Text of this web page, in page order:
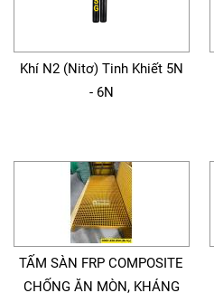
Khí N2 (Nitơ) Tinh Khiết 5N
- 6N
TẤM SÀN FRP COMPOSITE
CHỐNG ĂN MÒN, KHÁNG